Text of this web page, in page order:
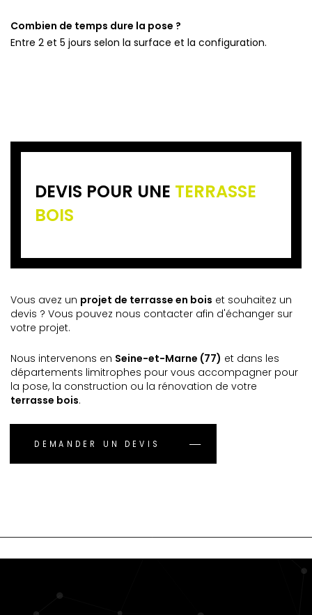
Combien de temps dure la pose ?
Entre 2 et 5 jours selon la surface et la configuration.
DEVIS POUR UNE TERRASSE
BOIS
Vous avez un projet de terrasse en bois et souhaitez un
devis ? Vous pouvez nous contacter afin d'échanger sur
votre projet.
Nous intervenons en Seine-et-Marne (77) et dans les
départements limitrophes pour vous accompagner pour
la pose, la construction ou la rénovation de votre
terrasse bois.
DEMANDER UN DEVIS